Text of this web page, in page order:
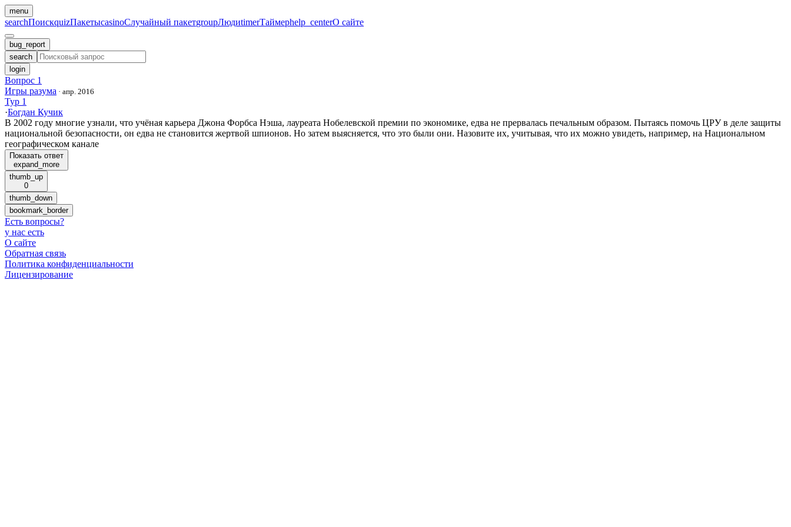
menu
searchПоискquizПакетыcasinoСлучайный пакетgroupЛюдиtimerТаймерhelp_centerО сайте
bug_report
search
login
Вопрос 1
Игры разума · апр. 2016
Тур 1
·Богдан Кучик
В 2002 году многие узнали, что учёная карьера Джона Форбса Нэша, лауреата Нобелевской премии по экономике, едва не прервалась печальным образом. Пытаясь помочь ЦРУ в деле защиты
национальной безопасности, он едва не становится жертвой шпионов. Но затем выясняется, что это были они. Назовите их, учитывая, что их можно увидеть, например, на Национальном
географическом канале
Показать ответ
expand_more
thumb_up
0
thumb_down
bookmark_border
Есть вопросы?
у нас есть
О сайте
Обратная связь
Политика конфиденциальности
Лицензирование